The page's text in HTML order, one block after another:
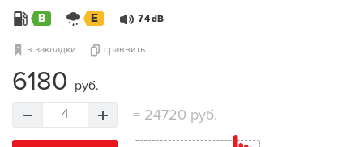
B E 74dB
в закладки сравнить
6180 руб.
4 =24720 руб.